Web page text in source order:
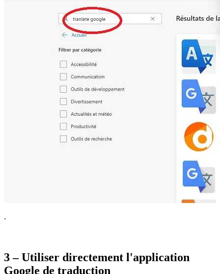
.
3 – Utiliser directement l'application
Google de traduction